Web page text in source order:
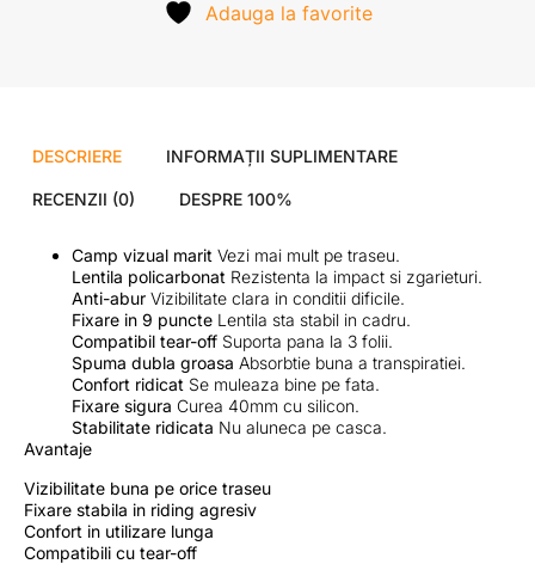
Adauga la favorite
DESCRIERE INFORMAȚII SUPLIMENTARE
RECENZII (0) DESPRE 100%
Camp vizual marit Vezi mai mult pe traseu.
Lentila policarbonat Rezistenta la impact si zgarieturi.
Anti-abur Vizibilitate clara in conditii dificile.
Fixare in 9 puncte Lentila sta stabil in cadru.
Compatibil tear-off Suporta pana la 3 folii.
Spuma dubla groasa Absorbtie buna a transpiratiei.
Confort ridicat Se muleaza bine pe fata.
Fixare sigura Curea 40mm cu silicon.
Stabilitate ridicata Nu aluneca pe casca.
Avantaje
Vizibilitate buna pe orice traseu
Fixare stabila in riding agresiv
Confort in utilizare lunga
Compatibili cu tear-off